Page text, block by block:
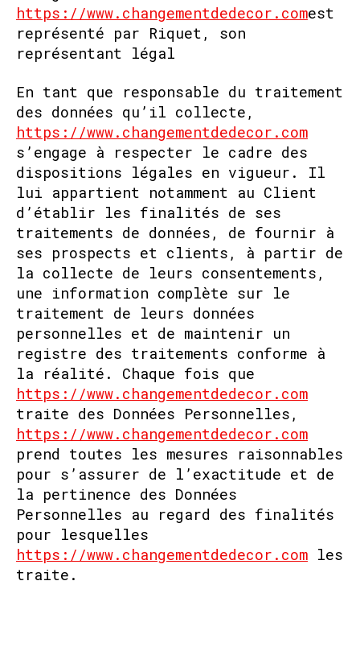
https://www.changementdedecor.comest
représenté par Riquet, son
représentant légal
En tant que responsable du traitement
des données qu’il collecte,
https://www.changementdedecor.com
s’engage à respecter le cadre des
dispositions légales en vigueur. Il
lui appartient notamment au Client
d’établir les finalités de ses
traitements de données, de fournir à
ses prospects et clients, à partir de
la collecte de leurs consentements,
une information complète sur le
traitement de leurs données
personnelles et de maintenir un
registre des traitements conforme à
la réalité. Chaque fois que
https://www.changementdedecor.com
traite des Données Personnelles,
https://www.changementdedecor.com
prend toutes les mesures raisonnables
pour s’assurer de l’exactitude et de
la pertinence des Données
Personnelles au regard des finalités
pour lesquelles
https://www.changementdedecor.com les
traite.